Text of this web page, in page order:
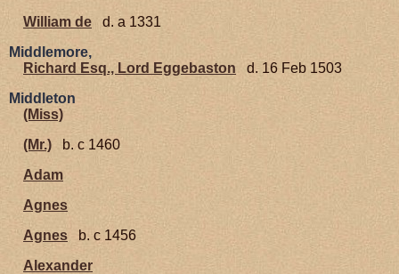
William de
d. a 1331
Middlemore,
Richard Esq., Lord Eggebaston
d. 16 Feb 1503
Middleton
(Miss)
(Mr.)
b. c 1460
Adam
Agnes
Agnes
b. c 1456
Alexander